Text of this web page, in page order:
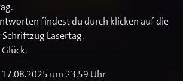
findest du durch klicken auf die
Schriftzug Lasertag.
um 23.59 Uhr